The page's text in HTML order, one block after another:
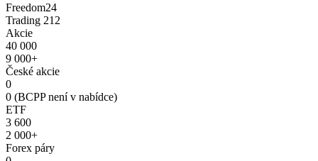
Freedom24
Trading 212
Akcie
40 000
9 000+
České akcie
0
0 (BCPP není v nabídce)
ETF
3 600
2 000+
Forex páry